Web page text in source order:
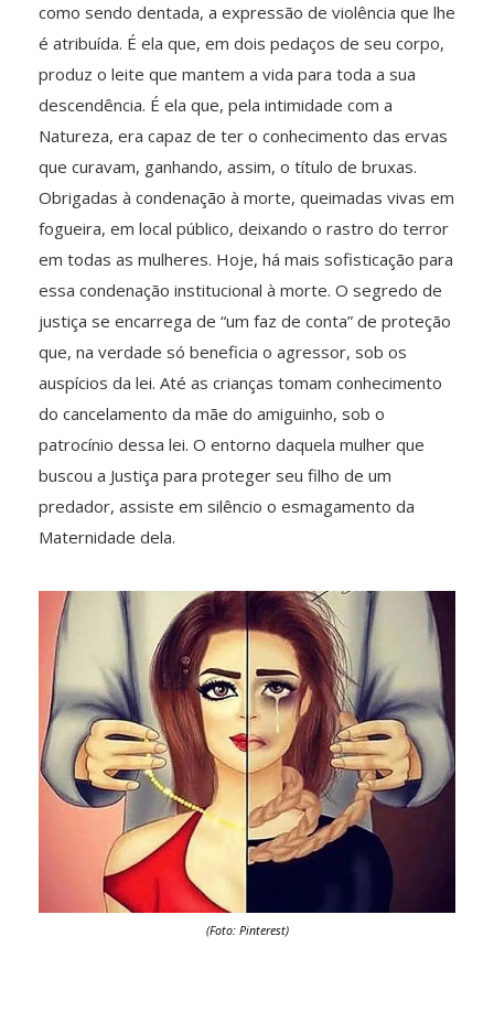
como sendo dentada, a expressão de violência que lhe
é atribuída. É ela que, em dois pedaços de seu corpo,
produz o leite que mantem a vida para toda a sua
descendência. É ela que, pela intimidade com a
Natureza, era capaz de ter o conhecimento das ervas
que curavam, ganhando, assim, o título de bruxas.
Obrigadas à condenação à morte, queimadas vivas em
fogueira, em local público, deixando o rastro do terror
em todas as mulheres. Hoje, há mais sofisticação para
essa condenação institucional à morte. O segredo de
justiça se encarrega de “um faz de conta” de proteção
que, na verdade só beneficia o agressor, sob os
auspícios da lei. Até as crianças tomam conhecimento
do cancelamento da mãe do amiguinho, sob o
patrocínio dessa lei. O entorno daquela mulher que
buscou a Justiça para proteger seu filho de um
predador, assiste em silêncio o esmagamento da
Maternidade dela.
(Foto: Pinterest)